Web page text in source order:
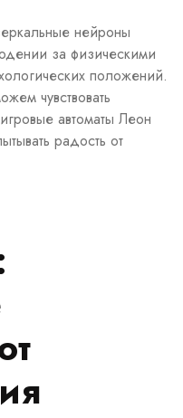
нейроны
за физическими
положений.
чувствовать
автоматы Леон
радость от